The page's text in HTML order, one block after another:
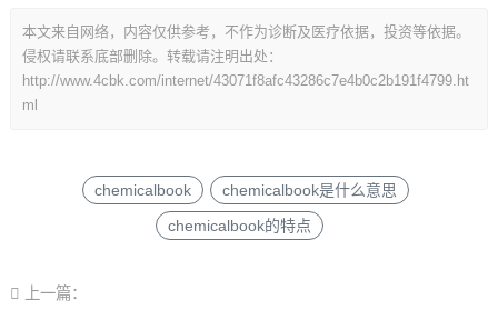
本文来自网络，内容仅供参考，不作为诊断及医疗依据，投资等依据。
侵权请联系底部删除。转载请注明出处：
http://www.4cbk.com/internet/43071f8afc43286c7e4b0c2b191f4799.ht
ml
chemicalbook
chemicalbook是什么意思
chemicalbook的特点
上一篇：